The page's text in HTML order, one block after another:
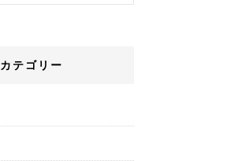
カテゴリー